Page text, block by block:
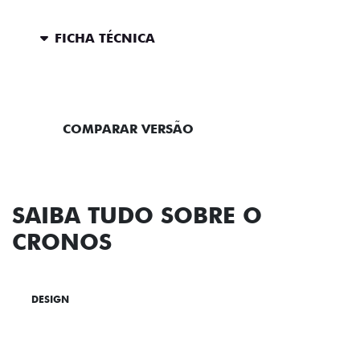
FICHA TÉCNICA
COMPARAR VERSÃO
SAIBA TUDO SOBRE O
CRONOS
DESIGN